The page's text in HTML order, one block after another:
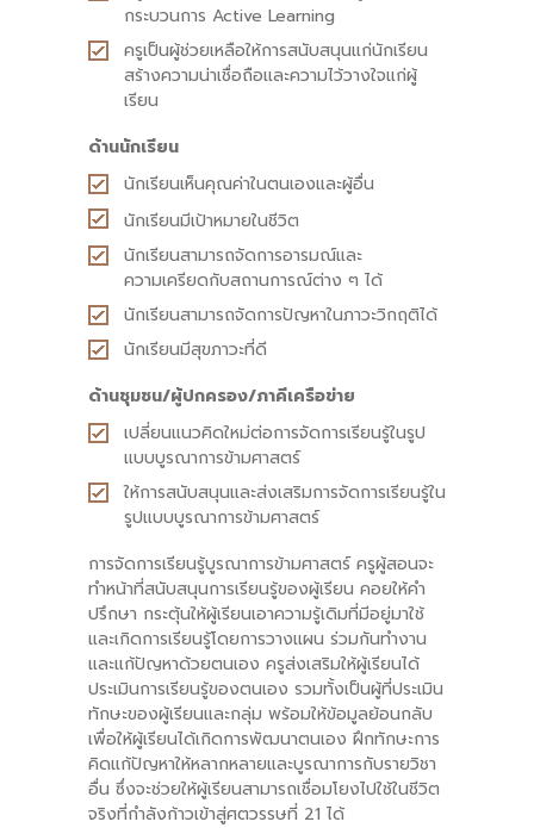
กระบวนการ Active Learning
ครูเป็นผู้ช่วยเหลือให้การสนับสนุนแก่นักเรียน
สร้างความน่าเชื่อถือและความไว้วางใจแก่ผู้
เรียน
ด้านนักเรียน
นักเรียนเห็นคุณค่าในตนเองและผู้อื่น
นักเรียนมีเป้าหมายในชีวิต
นักเรียนสามารถจัดการอารมณ์และ
ความเครียดกับสถานการณ์ต่าง ๆ ได้
นักเรียนสามารถจัดการปัญหาในภาวะวิกฤติได้
นักเรียนมีสุขภาวะที่ดี
ด้านชุมชน/ผู้ปกครอง/ภาคีเครือข่าย
เปลี่ยนแนวคิดใหม่ต่อการจัดการเรียนรู้ในรูป
แบบบูรณาการข้ามศาสตร์
ให้การสนับสนุนและส่งเสริมการจัดการเรียนรู้ใน
รูปแบบบูรณาการข้ามศาสตร์
การจัดการเรียนรู้บูรณาการข้ามศาสตร์ ครูผู้สอนจะ
ทำหน้าที่สนับสนุนการเรียนรู้ของผู้เรียน คอยให้คำ
ปรึกษา กระตุ้นให้ผู้เรียนเอาความรู้เดิมที่มีอยู่มาใช้
และเกิดการเรียนรู้โดยการวางแผน ร่วมกันทำงาน
และแก้ปัญหาด้วยตนเอง ครูส่งเสริมให้ผู้เรียนได้
ประเมินการเรียนรู้ของตนเอง รวมทั้งเป็นผู้ที่ประเมิน
ทักษะของผู้เรียนและกลุ่ม พร้อมให้ข้อมูลย้อนกลับ
เพื่อให้ผู้เรียนได้เกิดการพัฒนาตนเอง ฝึกทักษะการ
คิดแก้ปัญหาให้หลากหลายและบูรณาการกับรายวิชา
อื่น ซึ่งจะช่วยให้ผู้เรียนสามารถเชื่อมโยงไปใช้ในชีวิต
จริงที่กำลังก้าวเข้าสู่ศตวรรษที่ 21 ได้